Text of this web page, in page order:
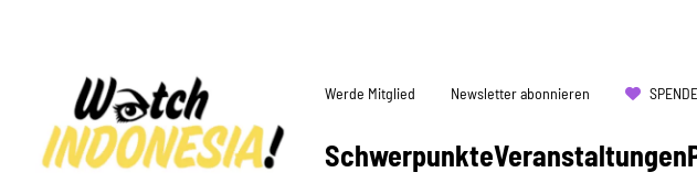
SchwerpunkteVeranstaltungen
Werde Mitglied Newsletter abonnieren